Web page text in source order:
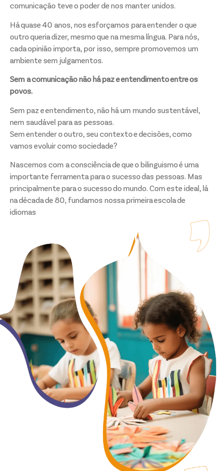
comunicação teve o poder de nos manter unidos.
Há quase 40 anos, nos esforçamos para entender o que
outro queria dizer, mesmo que na mesma língua. Para nós,
cada opinião importa, por isso, sempre promovemos um
ambiente sem julgamentos.
Sem a comunicação não há paz e entendimento entre os
povos.
Sem paz e entendimento, não há um mundo sustentável,
nem saudável para as pessoas.
Sem entender o outro, seu contexto e decisões, como
vamos evoluir como sociedade?
Nascemos com a consciência de que o bilinguismo é uma
importante ferramenta para o sucesso das pessoas. Mas
principalmente para o sucesso do mundo. Com este ideal, lá
na década de 80, fundamos nossa primeira escola de
idiomas